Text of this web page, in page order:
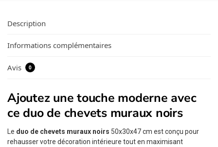
Description
Informations complémentaires
Avis 0
Ajoutez une touche moderne avec
ce duo de chevets muraux noirs
Le duo de chevets muraux noirs 50x30x47 cm est conçu pour
rehausser votre décoration intérieure tout en maximisant